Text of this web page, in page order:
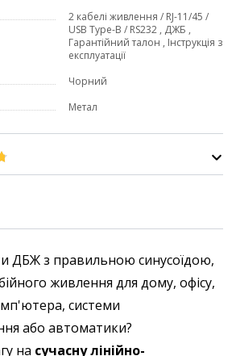
2 кабелі живлення / RJ-11/45 /
USB Type-B / RS232 , ДЖБ ,
Гарантійний талон , Інструкція з
експлуатації
Чорний
Метал
ДБЖ з правильною синусоїдою,
живлення для дому, офісу,
системи
або автоматики?
на сучасну лінійно-